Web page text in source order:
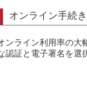
オンライン手続
ンライン利用率の大
認証と電子署名を選